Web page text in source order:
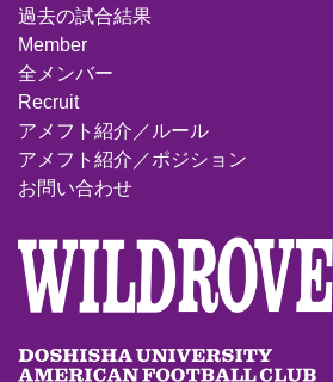
過去の試合結果
Member
全メンバー
Recruit
アメフト紹介／ルール
アメフト紹介／ポジション
お問い合わせ